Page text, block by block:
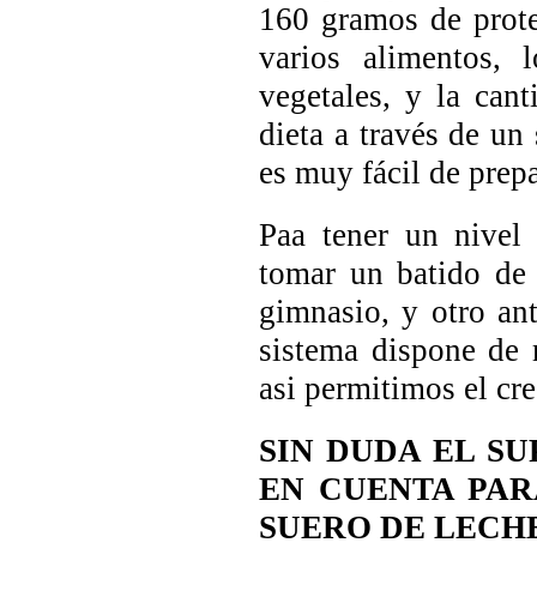
160 gramos de
varios alimentos,
vegetales, y la
dieta a través de un
es muy fácil de
Paa tener un
tomar un batido
gimnasio, y otro
sistema dispone de
asi permitimos el
SIN DUDA EL
EN CUENTA
SUERO DE